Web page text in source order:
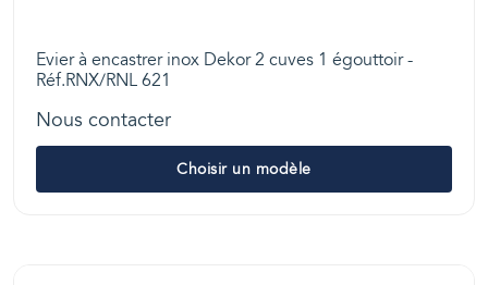
Evier à encastrer inox Dekor 2 cuves 1 égouttoir -
Réf.RNX/RNL 621
Nous contacter
Choisir un modèle